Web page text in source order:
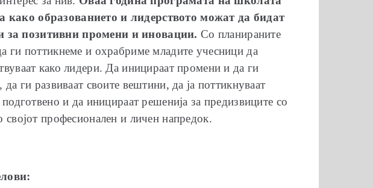
образованието и лидерството можат да бидат
за позитивни промени и иновации. Со планираните
ги поттикнеме и охрабриме младите учесници да
како лидери. Да иницираат промени и да ги
ги развиваат своите вештини, да ја поттикнуваат
подготвено и да иницираат решенија за предизвиците со
својот професионален и личен напредок.